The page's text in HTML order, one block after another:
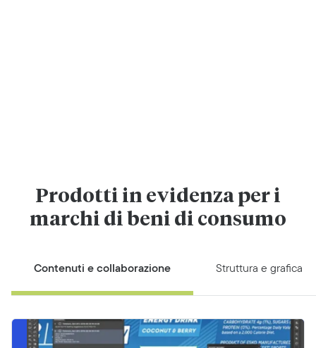
Prodotti in evidenza per i
marchi di beni di consumo
Contenuti e collaborazione Struttura e grafica